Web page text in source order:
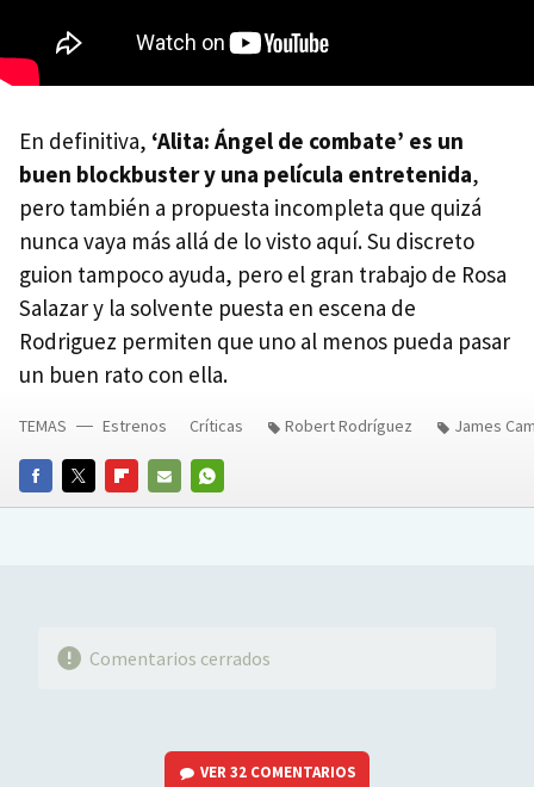
En definitiva, ‘Alita: Ángel de combate’ es un
buen blockbuster y una película entretenida,
pero también a propuesta incompleta que quizá
nunca vaya más allá de lo visto aquí. Su discreto
guion tampoco ayuda, pero el gran trabajo de Rosa
Salazar y la solvente puesta en escena de
Rodriguez permiten que uno al menos pueda pasar
un buen rato con ella.
FACEBOOKTWITTERFLIPBOARD
E-
WHATSAPP
TEMAS Estrenos Críticas Robert Rodríguez James
Comentarios cerrados
VER32 COMENTARIOS